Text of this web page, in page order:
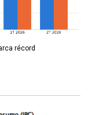
récord